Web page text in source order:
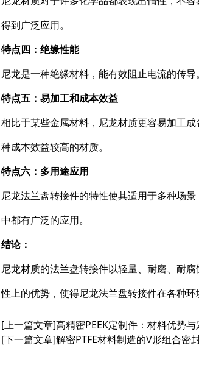
得到广泛应用。
特点四：绝缘性能
尼龙是一种绝缘材料，能有效阻止电流的传
特点五：易加工和成本效益
相比于某些金属材料，尼龙材质更容易加工
种成本效益较高的材质。
特点六：多用途应用
尼龙法兰盘转接件的特性使其适用于多种场
中都有广泛的应用。
结论：
尼龙材质的法兰盘转接件以轻量、耐磨、耐
性上的优势，使得尼龙法兰盘转接件在各种
[上一篇文章]高精密PEEK定制件：材料优势
[下一篇文章]解密PTFE材料制造的V形组合密